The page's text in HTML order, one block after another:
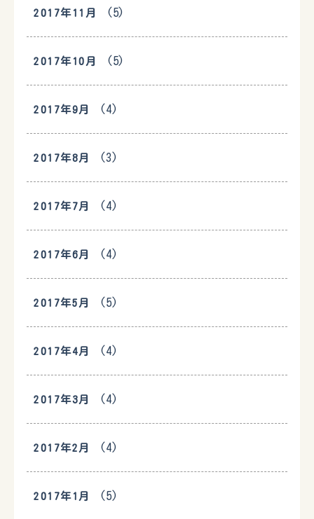
2017年11月 (5)
2017年10月 (5)
2017年9月 (4)
2017年8月 (3)
2017年7月 (4)
2017年6月 (4)
2017年5月 (5)
2017年4月 (4)
2017年3月 (4)
2017年2月 (4)
2017年1月 (5)